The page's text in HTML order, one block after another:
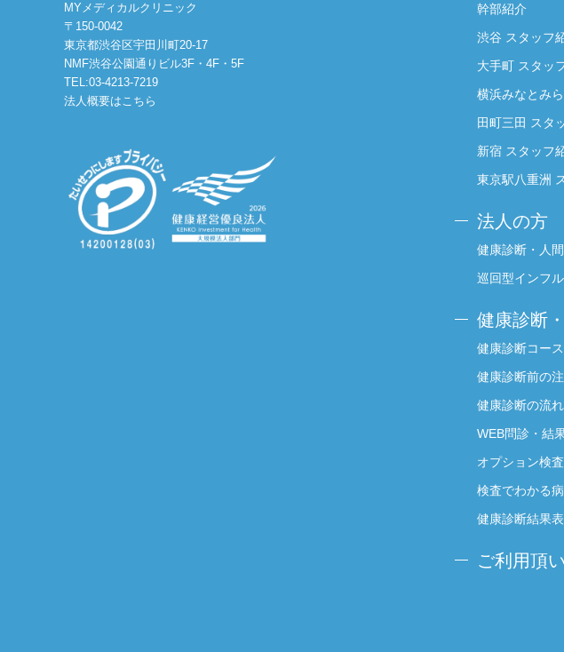
MYメディカルクリニック
〒150-0042
東京都渋谷区宇田川町20-17
NMF渋谷公園通りビル3F・4F・5F
TEL:03-4213-7219
法人概要はこちら
幹部紹介
渋谷 スタッフ
大手町 スタッ
横浜みなとみ
田町三田 スタ
新宿 スタッフ
東京駅八重洲
法人の方
健康診断・人
巡回型インフ
健康診断
健康診断コース
健康診断前の
健康診断の流れ
WEB問診・結
オプション検査
検査でわかる
健康診断結果
ご利用頂